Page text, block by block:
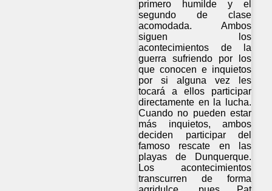
primero humilde y el
segundo de clase
acomodada. Ambos
siguen los
acontecimientos de la
guerra sufriendo por los
que conocen e inquietos
por si alguna vez les
tocará a ellos participar
directamente en la lucha.
Cuando no pueden estar
más inquietos, ambos
deciden participar del
famoso rescate en las
playas de Dunquerque.
Los acontecimientos
transcurren de forma